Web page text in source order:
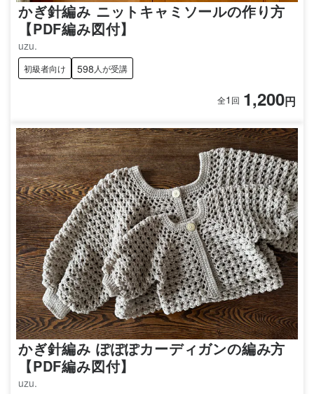
かぎ針編み ニットキャミソールの作り方
【PDF編み図付】
uzu.
初級者向け 598 人が受講
全1 回 1,200円
かぎ針編み ぽぽぽカーディガンの編み方
【PDF編み図付】
uzu.